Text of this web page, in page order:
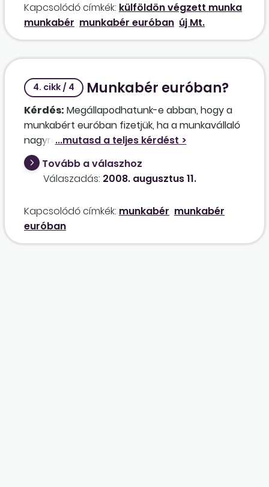
kinti biztosítottságáról?
változást?
Kapcsolódó címkék: külföldön végzett munka
munkabér munkabér euróban új Mt.
4. cikk / 4 Munkabér euróban?
Kérdés: Megállapodhatunk-e abban, hogy a
munkabért euróban fizetjük, ha a munkavállaló
nagyrészt külföldön végez munkát? Szerintünk
ez az Mt.-től a munkavállaló számára kedvező
eltérést jelentene, ami alapján el lehetne térni
attól a szabálytól, ami a forintban történő
munkavállaló beleegyezésével is történne.
Tovább a válaszhoz
Válaszadás: 2008. augusztus 11.
Kapcsolódó címkék: munkabér munkabér
euróban